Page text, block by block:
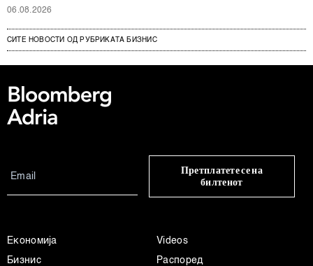
06.08.2026
СИТЕ НОВОСТИ ОД РУБРИКАТА БИЗНИС
Претплатете се на
билтенот
Економија
Бизнис
Videos
Распоред